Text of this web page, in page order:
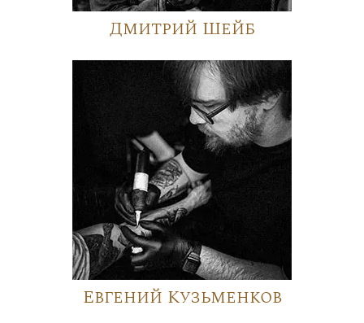
Дмитрий Шейб
Евгений Кузьменков